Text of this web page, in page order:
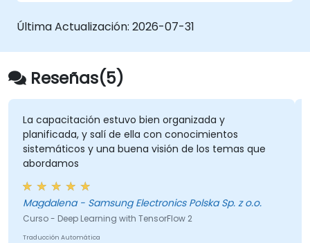
y la arquitectura.
evaluar la calidad del código, realizar
implementar modelos de entrenamiento
avanzados como los producidos,
construcción de gráficos y registro
(logging).
Última Actualización: 2026-07-31
Reseñas(5)
estuvo bien organizada y
y salí de ella con conocimientos
y una buena visión de los temas que
Magdalena - Samsung Electronics Polska Sp. z o.o.
- Deep Learning with TensorFlow 2
Automática